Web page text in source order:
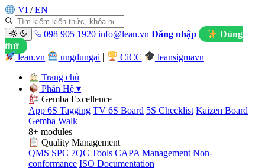
VI / EN
098 905 1920 info@lean.vn Đăng nhập
Dùng
thử
lean.vn
ungdungai CiCC leansigmavn
Trang chủ
Phân Hệ▾
Gemba Excellence
App 6S Tagging TV 6S Board 5S Checklist Kaizen Board
Gemba Walk
8+ modules
Quality Management
QMS SPC 7QC Tools CAPA Management Non-
conformance ISO Documentation